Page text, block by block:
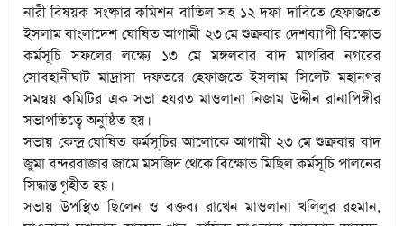
নারী বিষয়ক সংষ্কার কমিশন বাতিল সহ ১২ দফা দাবিতে হেফাজতে
ইসলাম বাংলাদেশ ঘোষিত আগামী ২৩ মে শুক্রবার দেশব্যাপী বিক্ষোভ
কর্মসূচি সফলের লক্ষ্যে ১৩ মে মঙ্গলবার বাদ মাগরিব নগরের
সোবহানীঘাট মাদ্রাসা দফতরে হেফাজতে ইসলাম সিলেট মহানগর
সমন্বয় কমিটির এক সভা হযরত মাওলানা নিজাম উদ্দীন রানাপিঙ্গীর
সভাপতিত্বে অনুষ্ঠিত হয়।
সভায় কেন্দ্র ঘোষিত কর্মসূচির আলোকে আগামী ২৩ মে শুক্রবার বাদ
জুমা বন্দরবাজার জামে মসজিদ থেকে বিক্ষোভ মিছিল কর্মসূচি পালনের
সিদ্ধান্ত গৃহীত হয়।
সভায় উপস্থিত ছিলেন ও বক্তব্য রাখেন মাওলানা খলিলুর রহমান,